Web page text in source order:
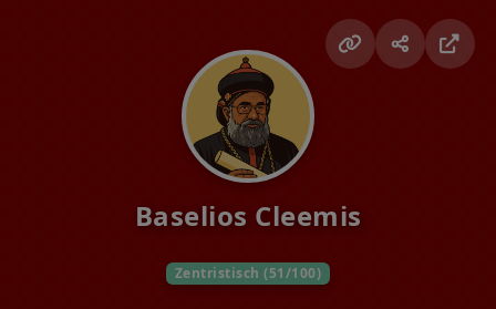
Baselios Cleemis
Zentristisch (51/100)